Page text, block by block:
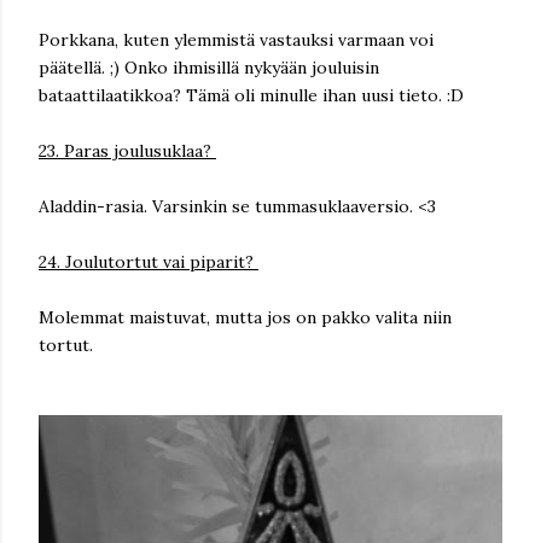
Porkkana, kuten ylemmistä vastauksi varmaan voi
päätellä. ;) Onko ihmisillä nykyään jouluisin
bataattilaatikkoa? Tämä oli minulle ihan uusi tieto. :D
23. Paras joulusuklaa?
Aladdin-rasia. Varsinkin se tummasuklaaversio. <3
24. Joulutortut vai piparit?
Molemmat maistuvat, mutta jos on pakko valita niin
tortut.